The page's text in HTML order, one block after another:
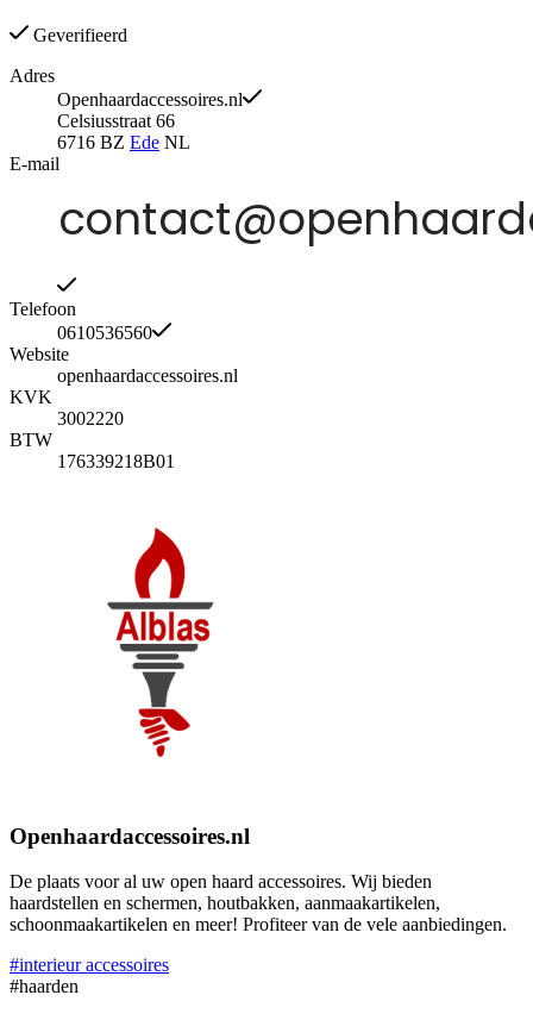
Geverifieerd
Adres
Openhaardaccessoires.nl
Celsiusstraat 66
6716 BZ Ede NL
E-mail
Telefoon
0610536560
Website
openhaardaccessoires.nl
KVK
3002220
BTW
176339218B01
Openhaardaccessoires.nl
De plaats voor al uw open haard accessoires. Wij bieden
haardstellen en schermen, houtbakken, aanmaakartikelen,
schoonmaakartikelen en meer! Profiteer van de vele aanbiedingen.
#interieur accessoires
#haarden